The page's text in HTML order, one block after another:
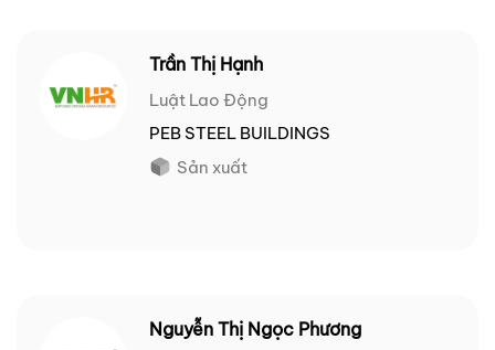
Trần Thị Hạnh
Luật Lao Động
PEB STEEL BUILDINGS
Sản xuất
Nguyễn Thị Ngọc Phương